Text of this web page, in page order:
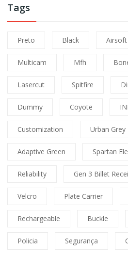
Tags
Preto Black Airsoft
Multicam Mfh
Lasercut Spitfire
Dummy Coyote
Customization Urban Grey
Adaptive Green Spartan
Reliability Gen 3 Billet
Velcro Plate Carrier
Rechargeable Buckle
Policia Segurança